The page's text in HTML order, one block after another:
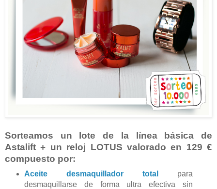
Sorteamos un lote de la línea básica de
Astalift + un reloj LOTUS valorado en 129 €
compuesto por:
Aceite desmaquillador total
para
desmaquillarse de forma ultra efectiva sin